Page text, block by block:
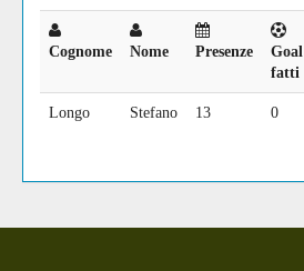
Cognome Nome Presenze
Goal
fatti
Longo Stefano 13 0